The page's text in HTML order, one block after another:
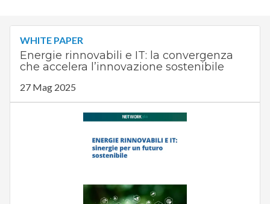
WHITE PAPER
Energie rinnovabili e IT: la convergenza
che accelera l’innovazione sostenibile
27 Mag 2025